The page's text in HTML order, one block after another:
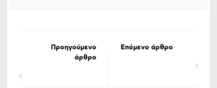
Προηγούμενο
άρθρο
Επόμενο άρθρο